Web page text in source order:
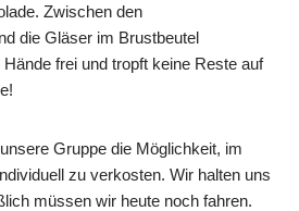
Zwischen den
die Gläser im Brustbeutel
frei und tropft keine Reste auf
Gruppe die Möglichkeit, im
zu verkosten. Wir halten uns
müssen wir heute noch fahren.